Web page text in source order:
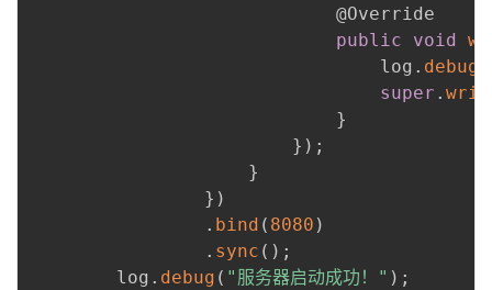
@Override
public
void
                                log
. debug
super .
}
} ) ;
}
} )
. bind ( 8080 )
. sync ( ) ;
        log
. debug ( "服务器启动成功！" ) ;